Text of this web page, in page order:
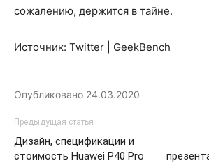
сожалению, держится в тайне.
Источник: Twitter | GeekBench
Опубликовано 24.03.2020
Предыдущая статья
Дизайн, спецификации и
стоимость Huawei P40 Pro